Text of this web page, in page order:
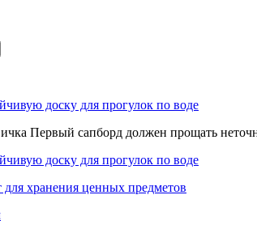
доску для прогулок по воде
Первый сапборд должен прощать
доску для прогулок по воде
для хранения ценных предметов